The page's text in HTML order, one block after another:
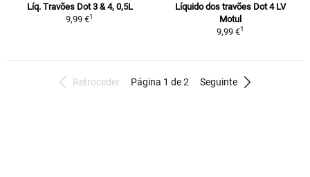
Líq. Travões Dot 3 & 4, 0,5L
9,99 €1
Líquido dos travões Dot 4 LV
Motul
9,99 €1
Retroceder Página 1 de 2 Seguinte